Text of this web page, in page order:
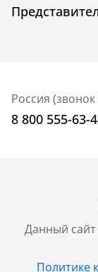
Данный
Политике
Россия
8 800 555-63-
+7 (499)
Санкт-
+7 (812)